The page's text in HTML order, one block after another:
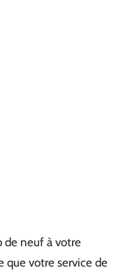
de neuf à votre
que votre service de